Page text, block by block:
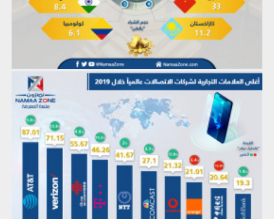
إنفوجرافيك: أغلى العلامات التجارية لشركات الاتصالات عالمياً